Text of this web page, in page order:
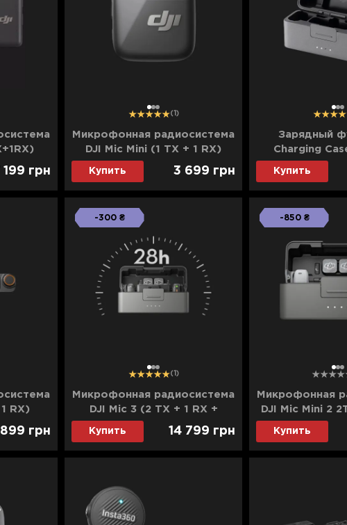
199 грн
12 3 (1)
Микрофонная радиосистема
DJI Mic Mini (1 TX + 1 RX)
(CP.RN.00000432.01)
Купить 3 699 грн
12
Зарядный
Charging
Купить
RX)
грн
12 3
-300 ₴
(1)
Микрофонная радиосистема
DJI Mic 3 (2 TX + 1 RX +
Charging Case)
(CP.RN.00000480.01)
Купить 14 799 грн
12
-850 ₴
Микрофонная
DJI Mic Mini 2
RX +
Купить